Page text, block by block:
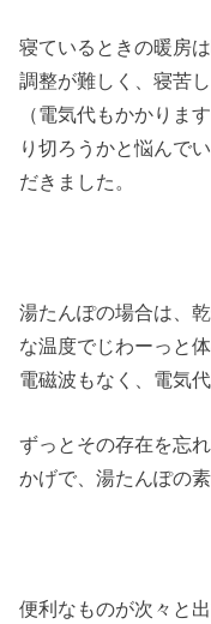
寝ているときの暖房
調整が難しく、寝苦
（電気代もかかりま
り切ろうかと悩んで
だきました。
湯たんぽの場合は、
な温度でじわーっと
電磁波もなく、電気
ずっとその存在を忘
かげで、湯たんぽの
便利なものが次々と